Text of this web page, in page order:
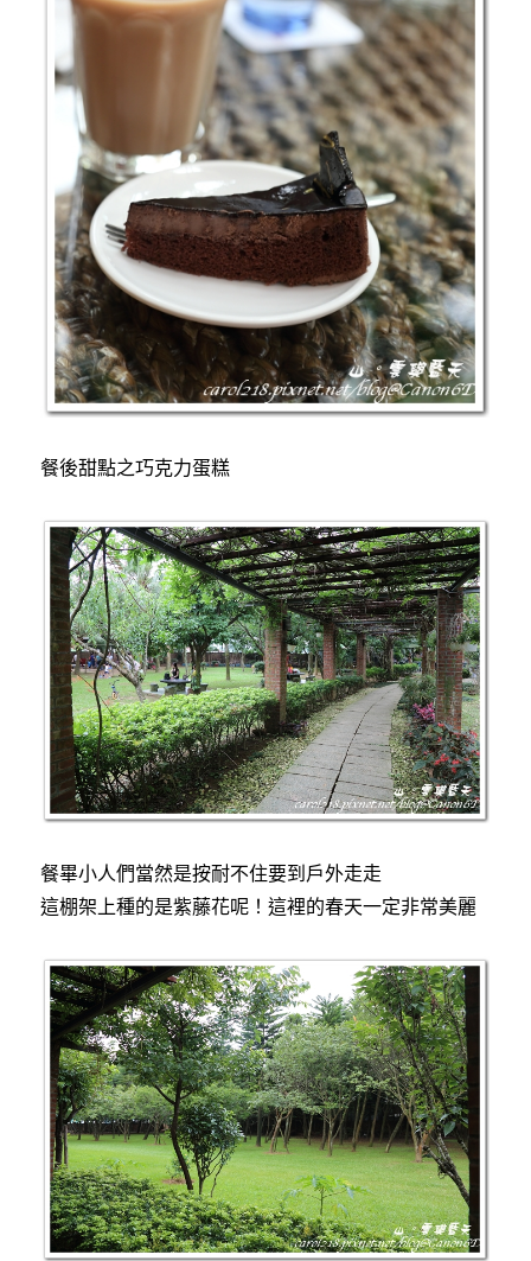
餐後甜點之巧克力蛋糕
餐畢小人們當然是按耐不住要到戶外走走
這棚架上種的是紫藤花呢！這裡的春天一定非常美麗